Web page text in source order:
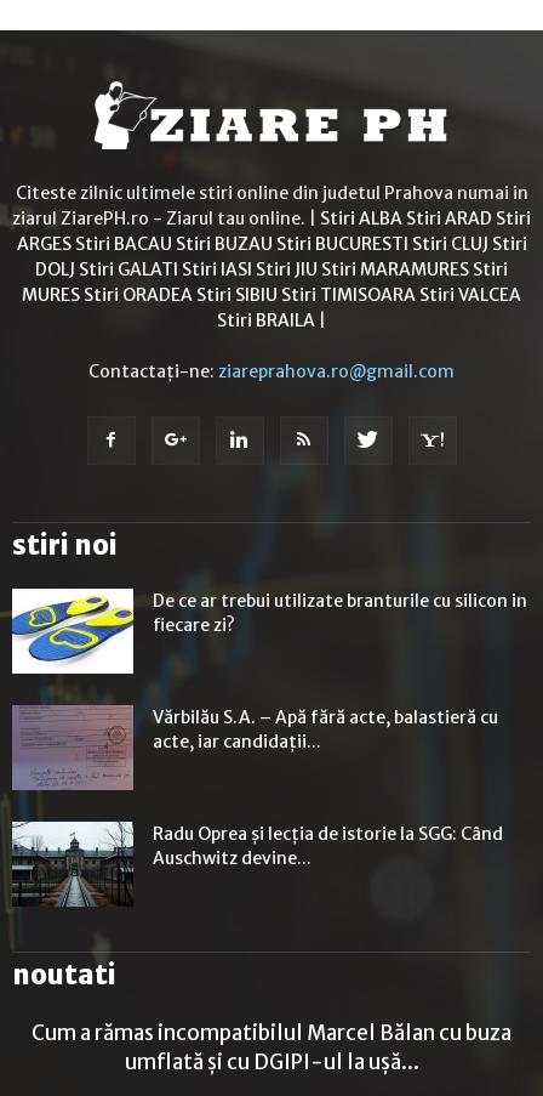
Citeste zilnic ultimele stiri online din judetul Prahova numai in
ziarul ZiarePH.ro - Ziarul tau online. | Stiri ALBA Stiri ARAD Stiri
ARGES Stiri BACAU Stiri BUZAU Stiri BUCURESTI Stiri CLUJ Stiri
DOLJ Stiri GALATI Stiri IASI Stiri JIU Stiri MARAMURES Stiri
MURES Stiri ORADEA Stiri SIBIU Stiri TIMISOARA Stiri VALCEA
Stiri BRAILA
Contactați-ne: ziareprahova.ro@gmail.com
stiri noi
De ce ar trebui utilizate branturile cu silicon in
fiecare zi?
Vărbilău S.A. – Apă fără acte, balastieră cu
acte, iar candidații...
Radu Oprea și lecția de istorie la SGG: Când
Auschwitz devine...
noutati
Cum a rămas incompatibilul Marcel Bălan cu buza
umflată și cu DGIPI-ul la ușă...